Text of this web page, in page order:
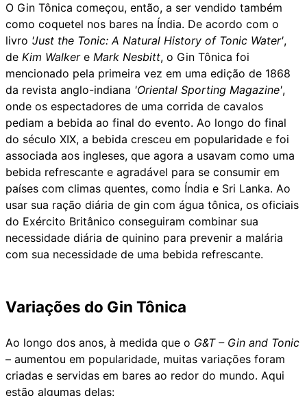
O Gin Tônica começou, então, a ser vendido também
como coquetel nos bares na Índia. De acordo com o
livro 'Just the Tonic: A Natural History of Tonic Water',
de Kim Walkere Mark Nesbitt, o Gin Tônica foi
mencionado pela primeira vez em uma edição de 1868
da revista anglo-indiana 'Oriental Sporting Magazine',
onde os espectadores de uma corrida de cavalos
pediam a bebida ao final do evento. Ao longo do final
do século XIX, a bebida cresceu em popularidade e foi
associada aos ingleses, que agora a usavam como uma
bebida refrescante e agradável para se consumir em
países com climas quentes, como Índia e Sri Lanka. Ao
usar sua ração diária de gin com água tônica, os oficiais
do Exército Britânico conseguiram combinar sua
necessidade diária de quinino para prevenir a malária
com sua necessidade de uma bebida refrescante.
Variações do Gin Tônica
Ao longo dos anos, à medida que o G&T – Gin and Tonic
– aumentou em popularidade, muitas variações foram
criadas e servidas em bares ao redor do mundo. Aqui
estão algumas delas: